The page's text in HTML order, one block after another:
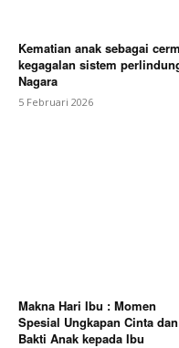
Kematian anak sebagai
kegagalan sistem
Nagara
5 Februari 2026
Makna Hari Ibu : Momen
Spesial Ungkapan Cinta dan
Bakti Anak kepada Ibu